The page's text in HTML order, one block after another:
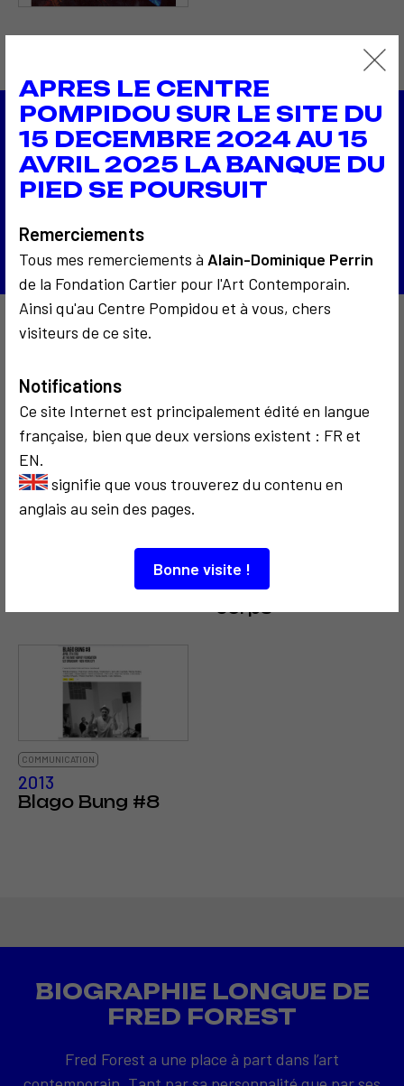
APRES LE CENTRE
POMPIDOU SUR LE SITE DU
15 DECEMBRE 2024 AU 15
AVRIL 2025 LA BANQUE DU
PIED SE POURSUIT
Remerciements
Tous mes remerciements à Alain-Dominique Perrin
de la Fondation Cartier pour l'Art Contemporain.
Ainsi qu'au Centre Pompidou et à vous, chers
visiteurs de ce site.
Notifications
Ce site Internet est principalement édité en langue
française, bien que deux versions existent : FR et
EN.
signifie que vous trouverez du contenu en
anglais au sein des pages.
Bonne visite !
1985
Célébration du présent
1985
Sculpture téléphonique planétaire
À découvrir aussi…
COMMUNICATION
New Media N°1 COMMUNICATION
2002
Territoire du
corps
COMMUNICATION
2013
Blago Bung #8
BIOGRAPHIE LONGUE DE
FRED FOREST
Fred Forest a une place à part dans l’art